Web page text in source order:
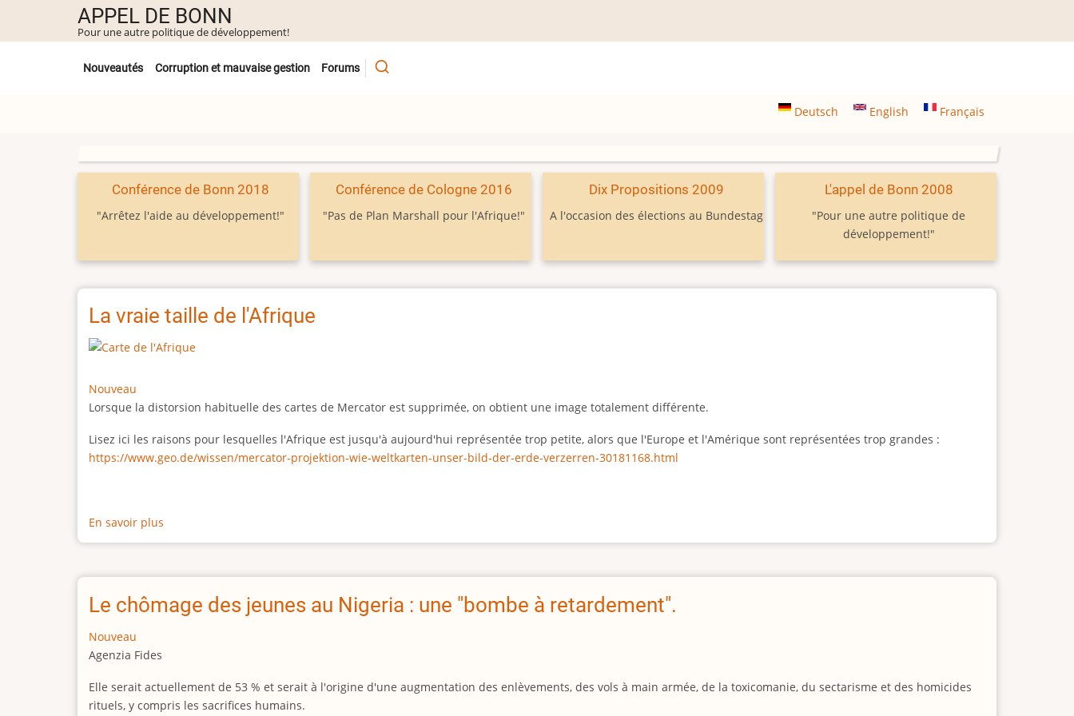
contenu
APPEL DE BONN
Pour une autre politique de développement!
Untermenü
Nouveautés Corruption et mauvaise gestion Forums
Deutsch English Français
Conférence de Bonn 2018
"Arrêtez l'aide au développement!"
Conférence de Cologne 2016
"Pas de Plan Marshall pour l'Afrique!"
Dix Propositions 2009
A l'occasion des élections au Bundestag
L'appel de Bonn 2008
"Pour une autre politique de
développement!"
La vraie taille de l'Afrique
Nouveau
Lorsque la distorsion habituelle des cartes de Mercator est supprimée, on obtient une image totalement différente.
Lisez ici les raisons pour lesquelles l'Afrique est jusqu'à aujourd'hui représentée trop petite, alors que l'Europe et l'Amérique sont représentées trop grandes :
https://www.geo.de/wissen/mercator-projektion-wie-weltkarten-unser-bild-der-erde-verzerren-30181168.html
En savoir plus
La
taille
l'Afrique
Le chômage des jeunes au Nigeria : une "bombe à retardement".
Nouveau
Agenzia Fides
Elle serait actuellement de 53 % et serait à l'origine d'une augmentation des enlèvements, des vols à main armée, de la toxicomanie, du sectarisme et des homicides
rituels, y compris les sacrifices humains.